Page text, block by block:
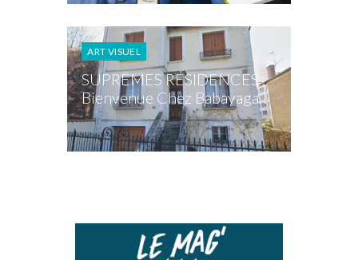
ART VISUEL
SUPRÊMES RÉSIDENCES :
Bienvenue Chez Babayaga !